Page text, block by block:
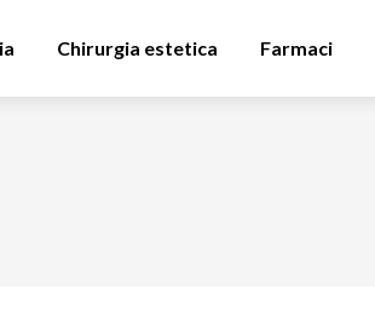
Chirurgia estetica Farmaci